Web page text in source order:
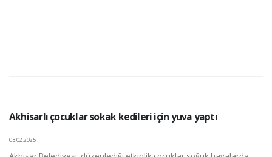
Akhisarlı çocuklar sokak kedileri için yuva yaptı
03.02.2025